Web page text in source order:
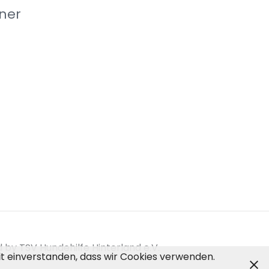
by TSV Hundehilfe Hinterland e.V.
dass wir Cookies verwenden.